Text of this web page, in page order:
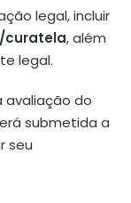
legal, incluir
curatela, além
legal.
avaliação do
submetida a
seu